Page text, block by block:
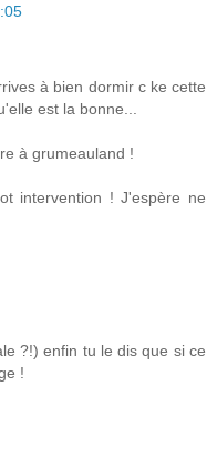
à bien dormir c ke cette
est la bonne...
à grumeauland !
intervention ! J'espère ne
?!) enfin tu le dis que si ce
!